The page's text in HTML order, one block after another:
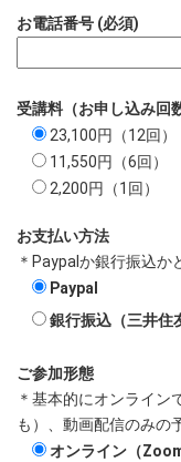
お電話番号 (必須)
受講料（お申し込み回
23,100円（12回）
11,550円（6回）
2,200円（1回）
お支払い方法
＊Paypalか銀行振込か
Paypal
銀行振込（三井住
ご参加形態
＊基本的にオンライン
も）、動画配信のみの
オンライン（Zoom